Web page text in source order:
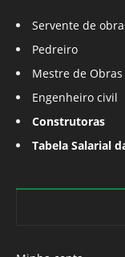
Servente de
Pedreiro
Mestre de Obras
Engenheiro civil
Construtoras
Tabela Salarial